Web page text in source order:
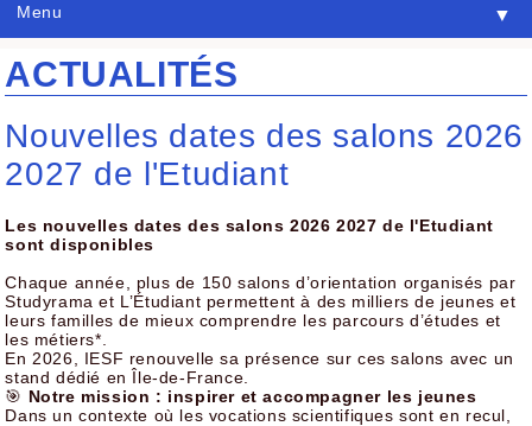
Menu ▼
ACTUALITÉS
Nouvelles dates des salons 2026
2027 de l'Etudiant
Les nouvelles dates des salons 2026 2027 de l'Etudiant
sont disponibles
Chaque année, plus de 150 salons d’orientation organisés par
Studyrama et L’Étudiant permettent à des milliers de jeunes et
leurs familles de mieux comprendre les parcours d’études et
les métiers*.
En 2026, IESF renouvelle sa présence sur ces salons avec un
stand dédié en Île-de-France.
🎯 Notre mission : inspirer et accompagner les jeunes
Dans un contexte où les vocations scientifiques sont en recul,